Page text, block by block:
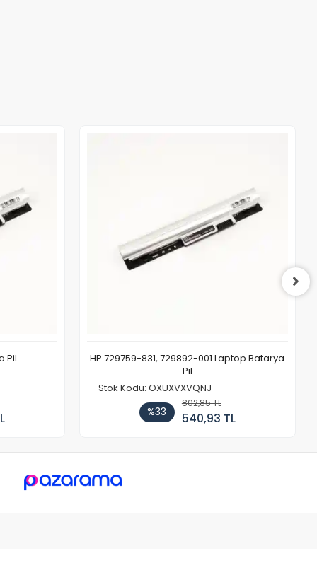
Pil
HP 729759-831, 729892-001 Laptop Batarya
Pil
Stok Kodu: OXUXVXVQNJ
%33
802,85 TL
540,93 TL